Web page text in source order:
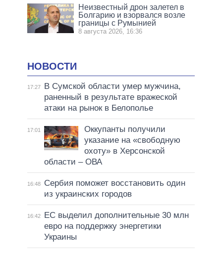
Неизвестный дрон залетел в
Болгарию и взорвался возле
границы с Румынией
8 августа 2026, 16:36
НОВОСТИ
17:27
В Сумской области умер мужчина,
раненный в результате вражеской
атаки на рынок в Белополье
17:01
Оккупанты получили
указание на «свободную
охоту» в Херсонской
области – ОВА
16:48
Сербия поможет восстановить один
из украинских городов
16:42
ЕС выделил дополнительные 30 млн
евро на поддержку энергетики
Украины